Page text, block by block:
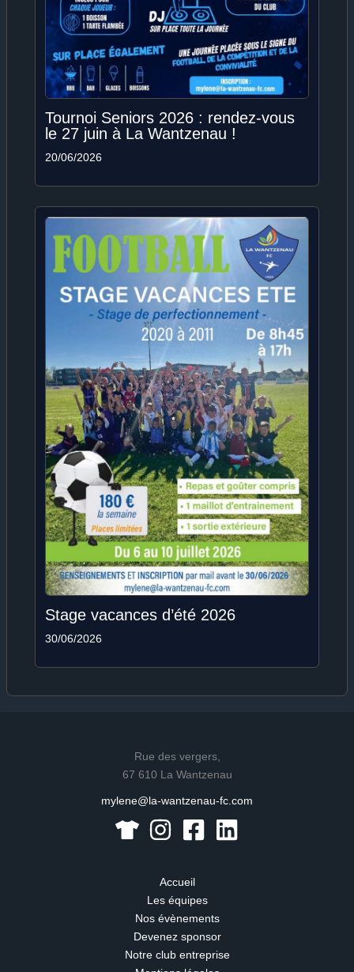
Tournoi Seniors 2026 : rendez-vous
le 27 juin à La Wantzenau !
20/06/2026
Stage vacances d’été 2026
30/06/2026
Rue des vergers,
67 610 La Wantzenau
mylene@la-wantzenau-fc.com
Accueil
Les équipes
Nos évènements
Devenez sponsor
Notre club entreprise